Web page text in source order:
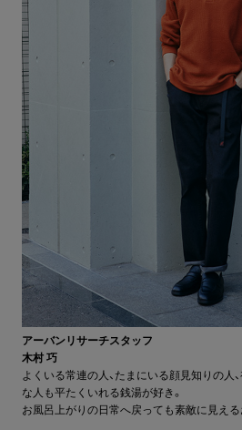
アーバンリサーチスタッフ
木村 巧
よくいる常連の人、たまにいる顔見知りの人
な人も平たくいれる銭湯が好き。
お風呂上がりの日常へ戻っても素敵に見える